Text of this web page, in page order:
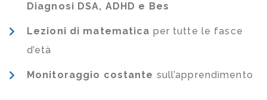
Diagnosi DSA, ADHD e Bes
Lezioni di matematica per tutte le fasce
d’età
Monitoraggio costante sull’apprendimento